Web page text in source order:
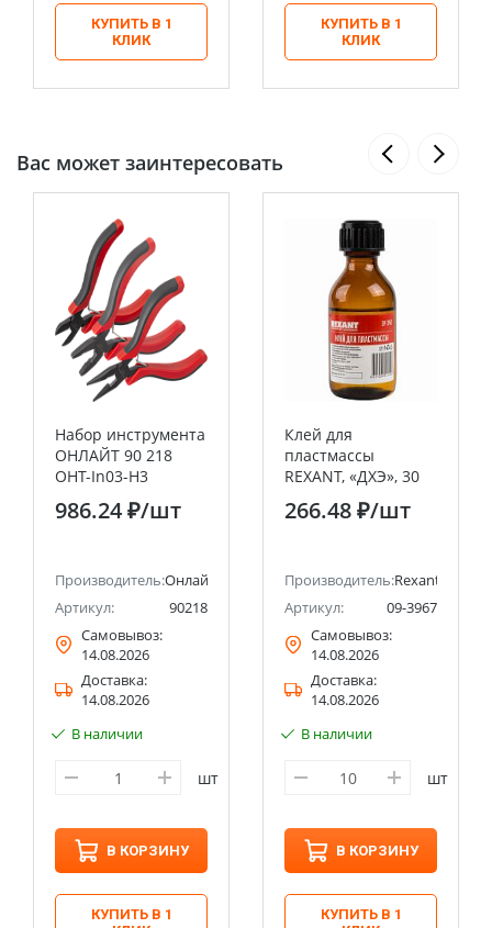
КУПИТЬ В 1
КЛИК
КУПИТЬ В 1
КЛИК
Вас может заинтересовать
Набор инструмента
ОНЛАЙТ 90 218
OHT-In03-H3
(усиленные, 3 шт)
986.24 ₽/шт
Производитель:Онлайт
Артикул:
90218
Самовывоз:
14.08.2026
Доставка:
14.08.2026
В наличии
шт
В КОРЗИНУ
КУПИТЬ В 1
Клей для
пластмассы
REXANT, «ДХЭ», 30
266.48 ₽/шт
Производитель:Rexant
Артикул:
09-3967
Самовывоз:
14.08.2026
Доставка:
14.08.2026
В наличии
шт
В КОРЗИНУ
КУПИТЬ В 1